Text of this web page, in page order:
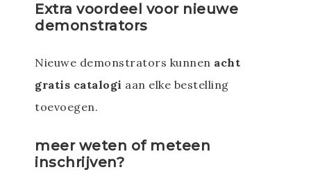
Extra voordeel voor nieuwe
demonstrators
Nieuwe demonstrators kunnen acht
gratis catalogi aan elke bestelling
toevoegen.
meer weten of meteen
inschrijven?